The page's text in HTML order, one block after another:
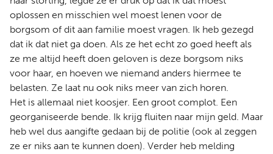
oplossen en misschien wel moest lenen voor de
borgsom of dit aan familie moest vragen. Ik heb gezegd
dat ik dat niet ga doen. Als ze het echt zo goed heeft als
ze me altijd heeft doen geloven is deze borgsom niks
voor haar, en hoeven we niemand anders hiermee te
belasten. Ze laat nu ook niks meer van zich horen.
Het is allemaal niet koosjer. Een groot complot. Een
georganiseerde bende. Ik krijg fluiten naar mijn geld. Maar
heb wel dus aangifte gedaan bij de politie (ook al zeggen
ze er niks aan te kunnen doen). Verder heb melding